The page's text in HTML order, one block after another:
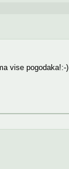
vise pogodaka!:-)